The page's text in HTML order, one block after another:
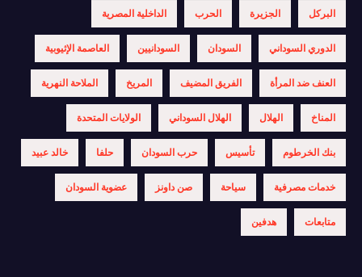
البركل الجزيرة الحرب الداخلية المصرية
الدوري السوداني السودان السودانيين العاصمة الإثيوبية
العنف ضد المرأة الفريق المضيف المريخ الملاحة النهرية
المناخ الهلال الهلال السوداني الولايات المتحدة
بنك الخرطوم تأسيس حرب السودان حلفا خالد عبيد
خدمات مصرفية سياحة صن داونز عضوية السودان
متابعات هدفين